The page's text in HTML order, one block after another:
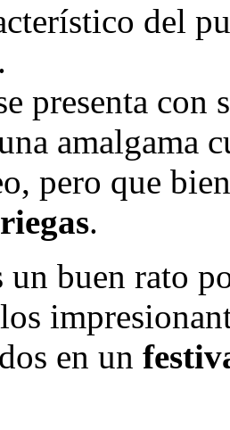
del
presenta con
amalgama
pero que
.
un buen rato
en un